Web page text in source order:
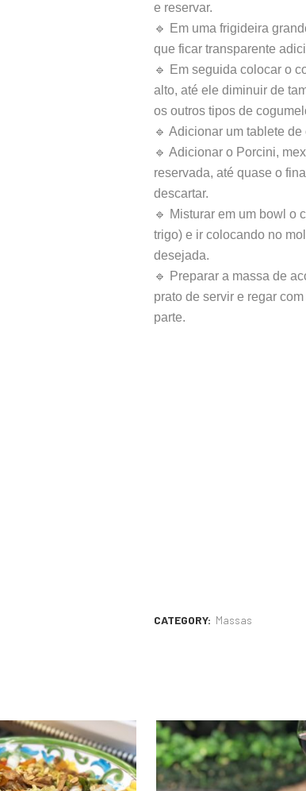
e reservar.
🔹 Em uma frigideira
que ficar transparente
🔹 Em seguida colocar o
alto, até ele diminuir de
os outros tipos de
🔹 Adicionar um tablete
🔹 Adicionar o Porcini,
reservada, até quase o
descartar.
🔹 Misturar em um bowl o
trigo) e ir colocando no
desejada.
🔹 Preparar a massa de
prato de servir e regar
parte.
CATEGORY: Massas